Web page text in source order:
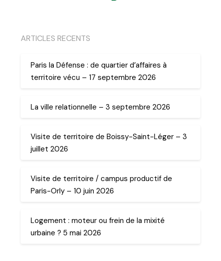
ARTICLES RECENTS
Paris la Défense : de quartier d’affaires à
territoire vécu – 17 septembre 2026
La ville relationnelle – 3 septembre 2026
Visite de territoire de Boissy-Saint-Léger – 3
juillet 2026
Visite de territoire / campus productif de
Paris-Orly – 10 juin 2026
Logement : moteur ou frein de la mixité
urbaine ? 5 mai 2026